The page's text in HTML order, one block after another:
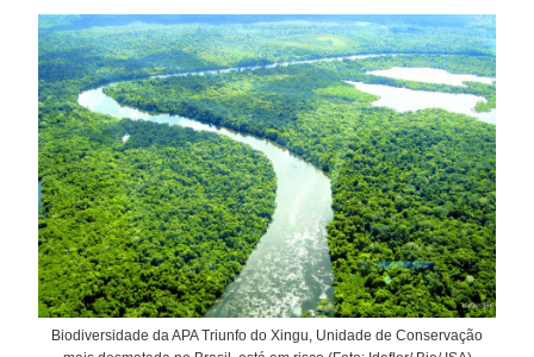
Biodiversidade da APA Triunfo do Xingu, Unidade de Conservação